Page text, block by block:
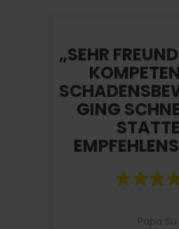
„SEHR
GING
Papa Su